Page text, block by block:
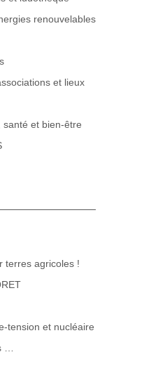
renouvelables
et lieux
santé et bien-être
terres agricoles !
tension et nucléaire
…